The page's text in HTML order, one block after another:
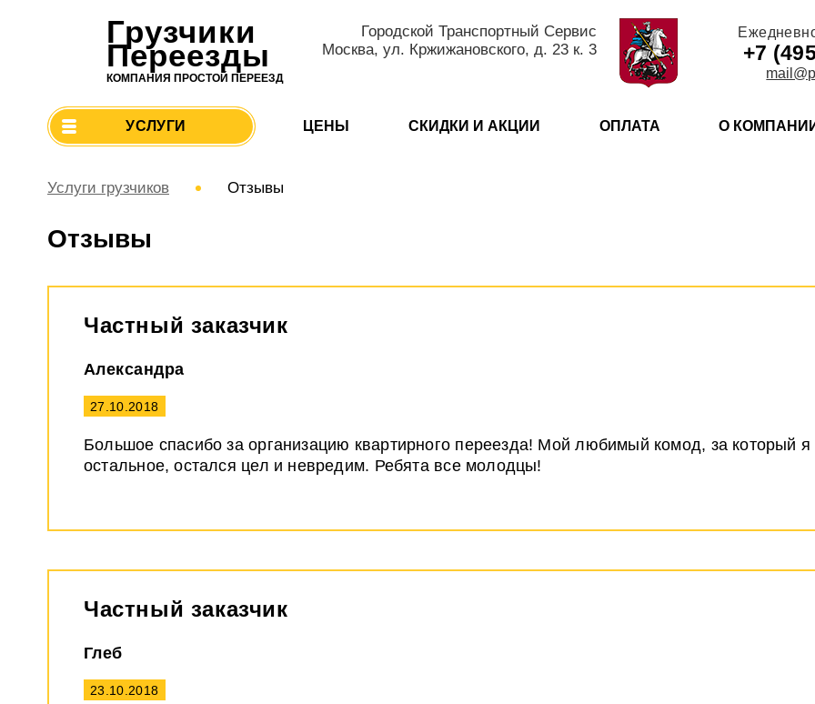
Грузчики
Переезды
КОМПАНИЯ ПРОСТОЙ ПЕРЕЕЗД
Городской Транспортный Сервис
Москва, ул. Кржижановского, д. 23 к. 3
+7
УСЛУГИ ЦЕНЫ СКИДКИ И АКЦИИ ОПЛАТА О
Услуги грузчиков Отзывы
Отзывы
Частный заказчик
Александра
27.10.2018
Большое спасибо за организацию квартирного переезда! Мой любимый комод, за который
остальное, остался цел и невредим. Ребята все молодцы!
Частный заказчик
Глеб
23.10.2018